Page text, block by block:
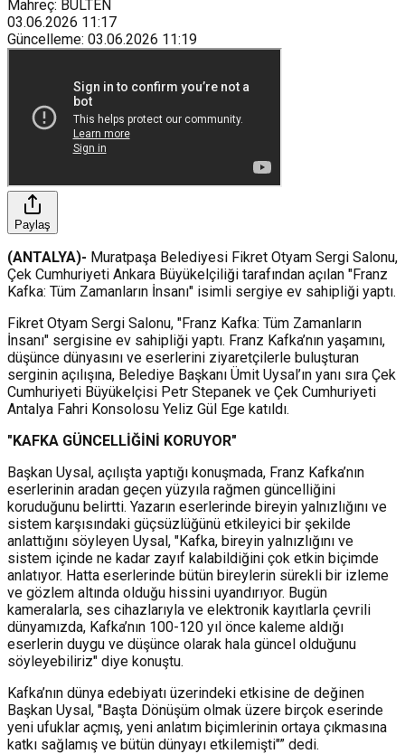
Mahreç: BULTEN
03.06.2026 11:17
Güncelleme: 03.06.2026 11:19
Paylaş
(ANTALYA)- Muratpaşa Belediyesi Fikret Otyam Sergi Salonu,
Çek Cumhuriyeti Ankara Büyükelçiliği tarafından açılan "Franz
Kafka: Tüm Zamanların İnsanı" isimli sergiye ev sahipliği yaptı.
Fikret Otyam Sergi Salonu, "Franz Kafka: Tüm Zamanların
İnsanı" sergisine ev sahipliği yaptı. Franz Kafka’nın yaşamını,
düşünce dünyasını ve eserlerini ziyaretçilerle buluşturan
serginin açılışına, Belediye Başkanı Ümit Uysal’ın yanı sıra Çek
Cumhuriyeti Büyükelçisi Petr Stepanek ve Çek Cumhuriyeti
Antalya Fahri Konsolosu Yeliz Gül Ege katıldı.
"KAFKA GÜNCELLİĞİNİ KORUYOR"
Başkan Uysal, açılışta yaptığı konuşmada, Franz Kafka’nın
eserlerinin aradan geçen yüzyıla rağmen güncelliğini
koruduğunu belirtti. Yazarın eserlerinde bireyin yalnızlığını ve
sistem karşısındaki güçsüzlüğünü etkileyici bir şekilde
anlattığını söyleyen Uysal, "Kafka, bireyin yalnızlığını ve
sistem içinde ne kadar zayıf kalabildiğini çok etkin biçimde
anlatıyor. Hatta eserlerinde bütün bireylerin sürekli bir izleme
ve gözlem altında olduğu hissini uyandırıyor. Bugün
kameralarla, ses cihazlarıyla ve elektronik kayıtlarla çevrili
dünyamızda, Kafka’nın 100-120 yıl önce kaleme aldığı
eserlerin duygu ve düşünce olarak hala güncel olduğunu
söyleyebiliriz" diye konuştu.
Kafka’nın dünya edebiyatı üzerindeki etkisine de değinen
Başkan Uysal, "Başta Dönüşüm olmak üzere birçok eserinde
yeni ufuklar açmış, yeni anlatım biçimlerinin ortaya çıkmasına
katkı sağlamış ve bütün dünyayı etkilemişti"” dedi.